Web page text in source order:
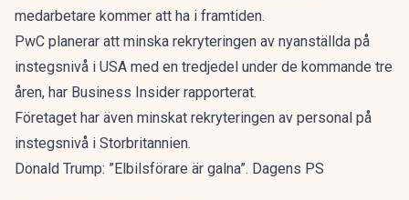
medarbetare kommer att ha i framtiden.
PwC planerar att minska rekryteringen av nyanställda på
instegsnivå i USA med en tredjedel under de kommande tre
åren, har Business Insider rapporterat.
Företaget har även minskat rekryteringen av personal på
instegsnivå i Storbritannien.
Donald Trump: ”Elbilsförare är galna”. Dagens PS